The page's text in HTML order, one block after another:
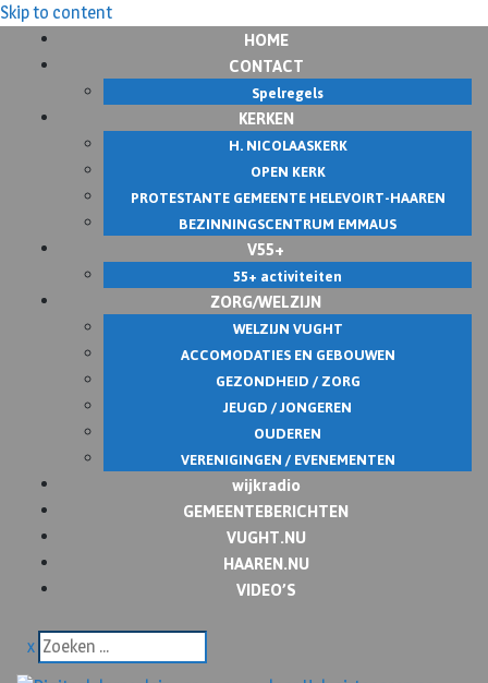
Skip to content
HOME
CONTACT
Spelregels
KERKEN
H. NICOLAASKERK
OPEN KERK
PROTESTANTE GEMEENTE HELEVOIRT-HAAREN
BEZINNINGSCENTRUM EMMAUS
V55+
55+ activiteiten
ZORG/WELZIJN
WELZIJN VUGHT
ACCOMODATIES EN GEBOUWEN
GEZONDHEID / ZORG
JEUGD / JONGEREN
OUDEREN
VERENIGINGEN / EVENEMENTEN
wijkradio
GEMEENTEBERICHTEN
VUGHT.NU
HAAREN.NU
VIDEO’S
x